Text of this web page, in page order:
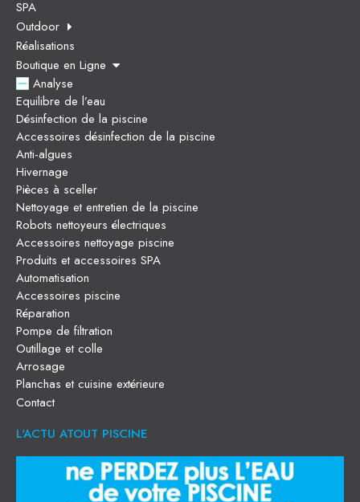
SPA
Outdoor
Réalisations
Boutique en Ligne
Analyse
Equilibre de l’eau
Désinfection de la piscine
Accessoires désinfection de la piscine
Anti-algues
Hivernage
Pièces à sceller
Nettoyage et entretien de la piscine
Robots nettoyeurs électriques
Accessoires nettoyage piscine
Produits et accessoires SPA
Automatisation
Accessoires piscine
Réparation
Pompe de filtration
Outillage et colle
Arrosage
Planchas et cuisine extérieure
Contact
L'ACTU ATOUT PISCINE